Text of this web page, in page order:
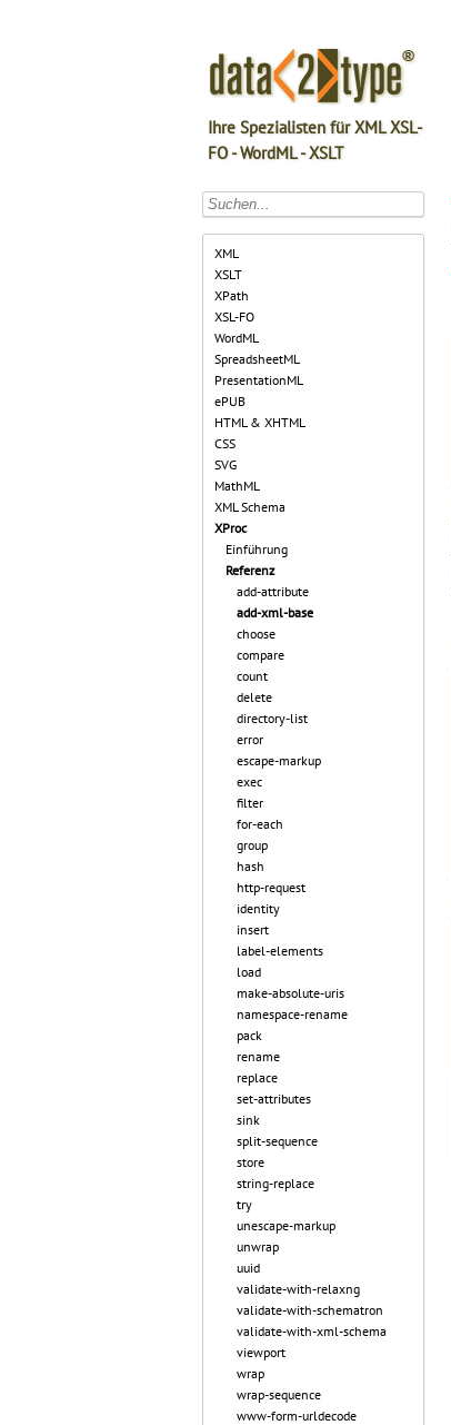
Ihre Spezialisten für XML XSL-
FO - WordML - XSLT
XML
XSLT
XPath
XSL-FO
WordML
SpreadsheetML
PresentationML
ePUB
HTML & XHTML
CSS
SVG
MathML
XML Schema
XProc
Einführung
Referenz
add-attribute
add-xml-base
choose
compare
count
delete
directory-list
error
escape-markup
exec
filter
for-each
group
hash
http-request
identity
insert
label-elements
load
make-absolute-uris
namespace-rename
pack
rename
replace
set-attributes
sink
split-sequence
store
string-replace
try
unescape-markup
unwrap
uuid
validate-with-relaxng
validate-with-schematron
validate-with-xml-schema
viewport
wrap
wrap-sequence
www-form-urldecode